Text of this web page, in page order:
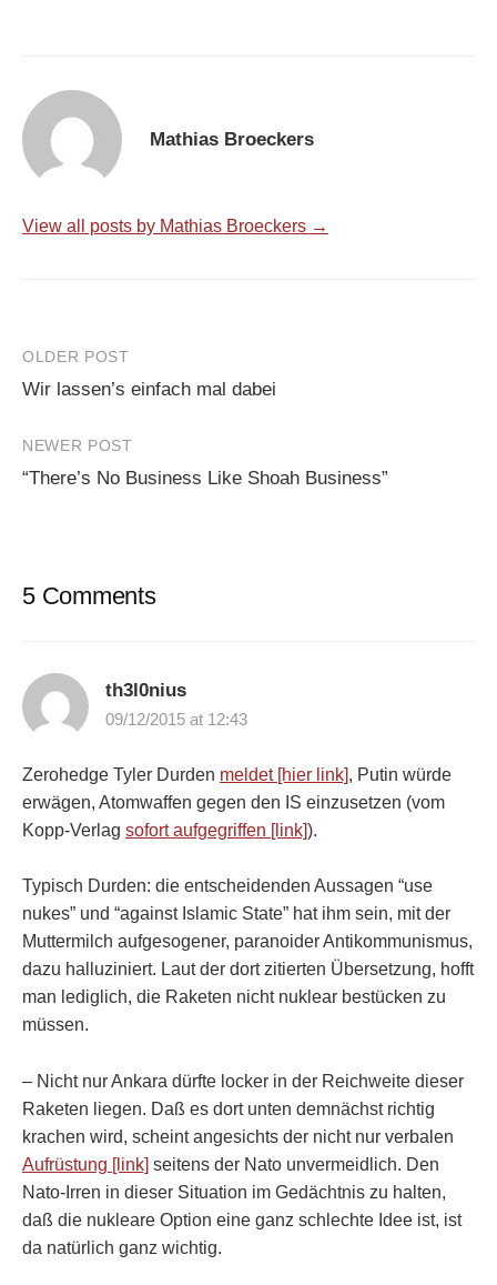
Mathias Broeckers
View all posts by Mathias Broeckers →
Post
navigation
OLDER POST
Wir lassen’s einfach mal dabei
NEWER POST
“There’s No Business Like Shoah Business”
5 Comments
th3l0nius
09/12/2015 at 12:43
Zerohedge Tyler Durden meldet [hier link], Putin würde
erwägen, Atomwaffen gegen den IS einzusetzen (vom
Kopp-Verlag sofort aufgegriffen [link]).
Typisch Durden: die entscheidenden Aussagen “use
nukes” und “against Islamic State” hat ihm sein, mit der
Muttermilch aufgesogener, paranoider Antikommunismus,
dazu halluziniert. Laut der dort zitierten Übersetzung, hofft
man lediglich, die Raketen nicht nuklear bestücken zu
müssen.
– Nicht nur Ankara dürfte locker in der Reichweite dieser
Raketen liegen. Daß es dort unten demnächst richtig
krachen wird, scheint angesichts der nicht nur verbalen
Aufrüstung [link] seitens der Nato unvermeidlich. Den
Nato-Irren in dieser Situation im Gedächtnis zu halten,
daß die nukleare Option eine ganz schlechte Idee ist, ist
da natürlich ganz wichtig.